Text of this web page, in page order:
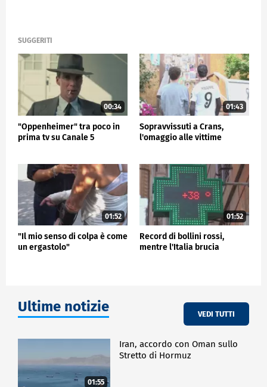
SUGGERITI
00:34
"Oppenheimer" tra poco in
prima tv su Canale 5
01:43
Sopravvissuti a Crans,
l'omaggio alle vittime
01:52
"Il mio senso di colpa è come
un ergastolo"
01:52
Record di bollini rossi,
mentre l'Italia brucia
Ultime notizie VEDI TUTTI
01:55
Iran, accordo con Oman sullo
Stretto di Hormuz